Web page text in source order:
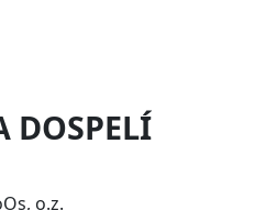
DOSPELÍ
o.z.